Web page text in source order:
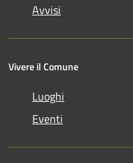
Avvisi
Vivere il Comune
Luoghi
Eventi